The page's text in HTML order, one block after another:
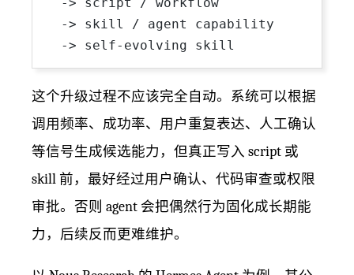
  -> skill / agent capability
这个升级过程不应该完全自动。系统可以根据
调用频率、成功率、用户重复表达、人工确认
等信号生成候选能力，但真正写入 script 或
skill 前，最好经过用户确认、代码审查或权限
审批。否则 agent 会把偶然行为固化成长期能
力，后续反而更难维护。